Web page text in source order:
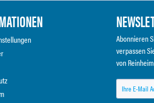
Abonnieren
verpassen
von